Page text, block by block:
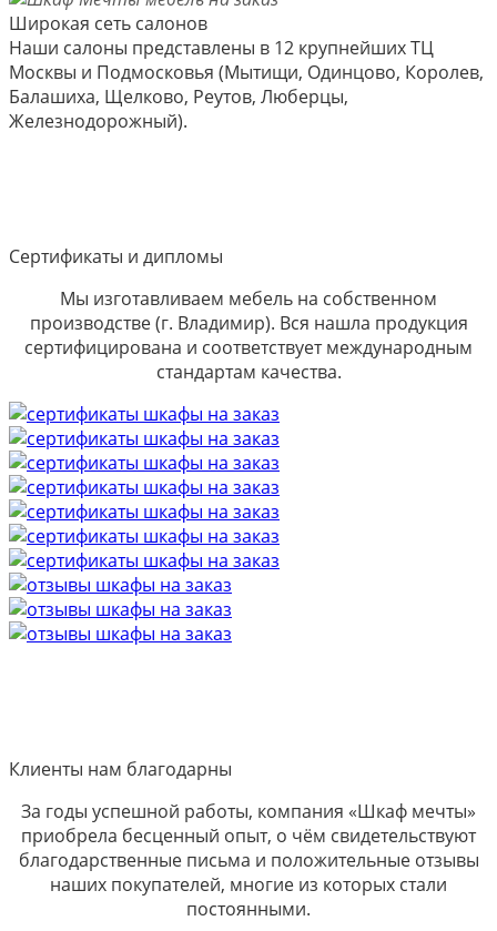
Широкая сеть салонов
Наши салоны представлены в 12 крупнейших ТЦ
Москвы и Подмосковья (Мытищи, Одинцово, Королев,
Балашиха, Щелково, Реутов, Люберцы,
Железнодорожный).
Сертификаты и дипломы
Мы изготавливаем мебель на собственном
производстве (г. Владимир). Вся нашла продукция
сертифицирована и соответствует международным
стандартам качества.
Клиенты нам благодарны
За годы успешной работы, компания «Шкаф мечты»
приобрела бесценный опыт, о чём свидетельствуют
благодарственные письма и положительные отзывы
наших покупателей, многие из которых стали
постоянными.